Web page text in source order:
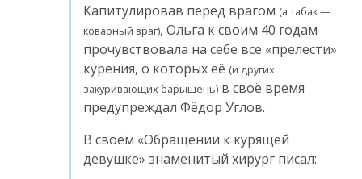
Капитулировав перед врагом (а табак —
коварный враг), Ольга к своим 40 годам
прочувствовала на себе все «прелести»
курения, о которых её (и других
закуривающих барышень) в своё время
предупреждал Фёдор Углов.
В своём «Обращении к курящей
девушке» знаменитый хирург писал: